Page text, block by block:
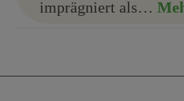
imprägniert als…